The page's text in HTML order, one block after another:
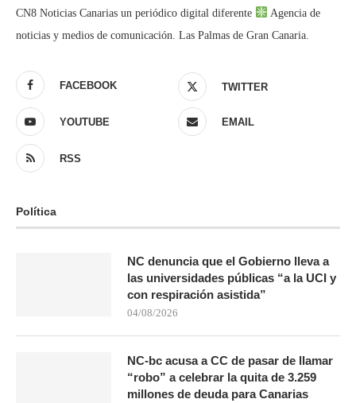
CN8 Noticias Canarias un periódico digital diferente
Agencia de
noticias y medios de comunicación. Las Palmas de Gran Canaria.
FACEBOOK TWITTER
YOUTUBE EMAIL
RSS
Política
NC denuncia que el Gobierno lleva a
las universidades públicas “a la UCI y
con respiración asistida”
04/08/2026
NC-bc acusa a CC de pasar de llamar
“robo” a celebrar la quita de 3.259
millones de deuda para Canarias